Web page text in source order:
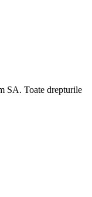
SA. Toate drepturile